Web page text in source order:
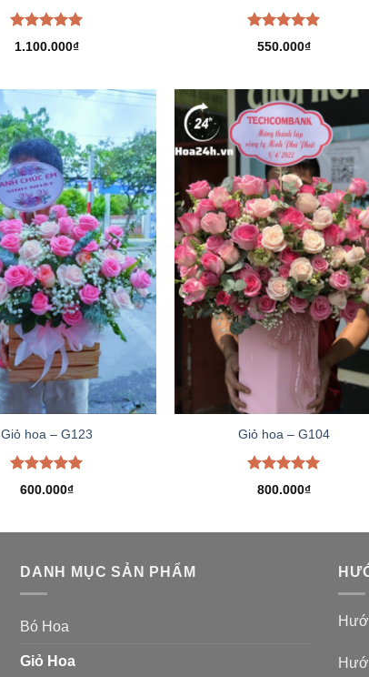
Được xếp
hạng5.00
1.100.000₫
Được xếp
hạng5.00
550.000₫
Giỏ hoa – G123
Được xếp
hạng5.00
600.000₫
Giỏ hoa – G104
Được xếp
hạng5.00
800.000₫
DANH MỤC SẢN PHẨM
Bó Hoa
Giỏ Hoa